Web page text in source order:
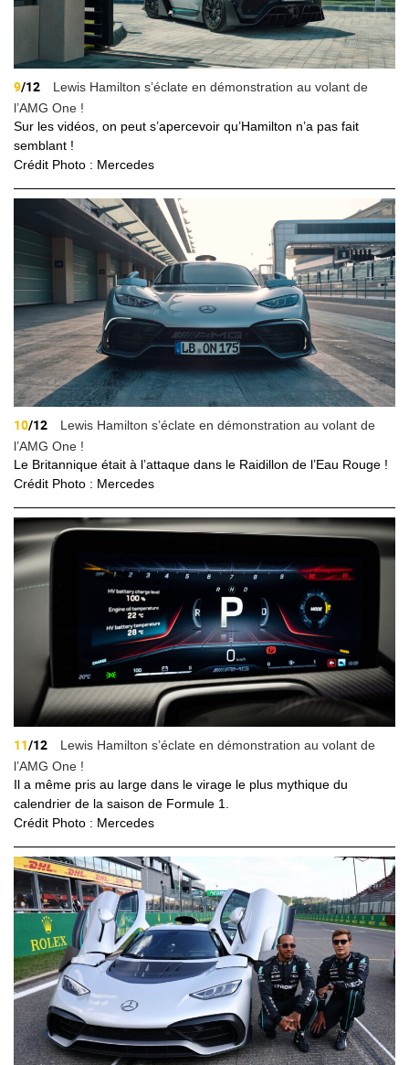
9/12
Lewis Hamilton s’éclate en démonstration au volant de
l’AMG One !
Sur les vidéos, on peut s’apercevoir qu’Hamilton n’a pas fait
semblant !
Crédit Photo : Mercedes
10/12
Lewis Hamilton s’éclate en démonstration au volant de
l’AMG One !
Le Britannique était à l’attaque dans le Raidillon de l’Eau Rouge !
Crédit Photo : Mercedes
11/12
Lewis Hamilton s’éclate en démonstration au volant de
l’AMG One !
Il a même pris au large dans le virage le plus mythique du
calendrier de la saison de Formule 1.
Crédit Photo : Mercedes